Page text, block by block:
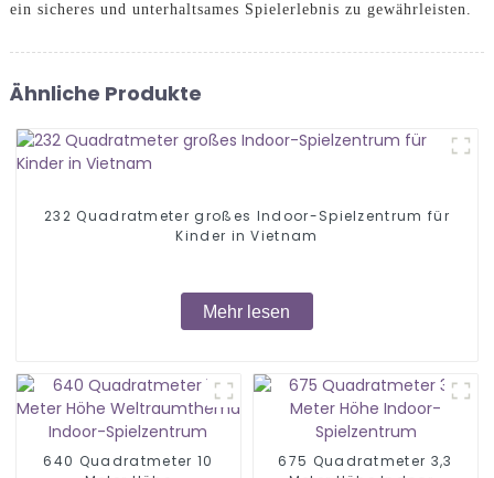
ein sicheres und unterhaltsames Spielerlebnis zu gewährleisten.
Ähnliche Produkte
232 Quadratmeter großes Indoor-Spielzentrum für
Kinder in Vietnam
Mehr lesen
640 Quadratmeter 10
675 Quadratmeter 3,3